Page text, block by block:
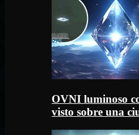
OVNI luminoso
visto sobre una